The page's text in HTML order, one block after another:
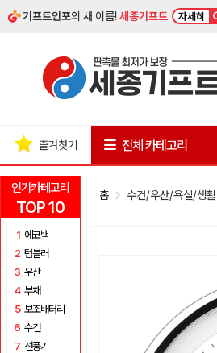
기프트인포의 새 이름!세종기프트 자세히
인기카테고리
TOP 10
1 에코백
2 텀블러
3 우산
4 부채
5 보조배터리
6 수건
7 선풍기
즐겨찾기 전체 카테고리
홈 수건/우산/욕실/생활